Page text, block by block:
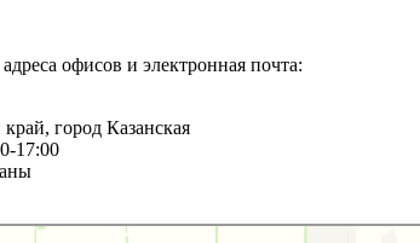
офисов и электронная почта:
город Казанская
17:00